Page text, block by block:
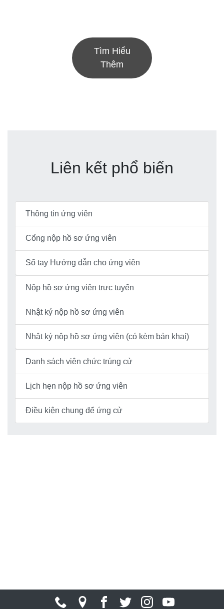
Tìm Hiểu
Thêm
Liên kết phổ biến
Thông tin ứng viên
Cổng nộp hồ sơ ứng viên
Sổ tay Hướng dẫn cho ứng viên
Nộp hồ sơ ứng viên trực tuyến
Nhật ký nộp hồ sơ ứng viên
Nhật ký nộp hồ sơ ứng viên (có kèm bản khai)
Danh sách viên chức trúng cử
Lịch hẹn nộp hồ sơ ứng viên
Điều kiện chung để ứng cử